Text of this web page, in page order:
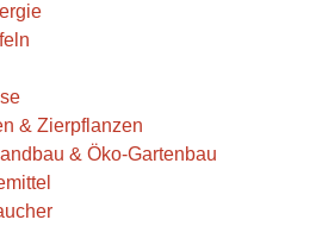
& Zierpflanzen
& Öko-Gartenbau